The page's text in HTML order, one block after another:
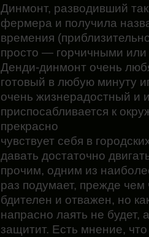
Динмонт, разводивший
фермера и получила
времения
просто — горчичными
Денди-динмонт очень
готовый в любую минуту
очень жизнерадостный и
приспосабливается к
прекрасно
чувствует себя в
давать достаточно
прочим, одним из
раз подумает, прежде
бдителен и отважен, но
напрасно лаять не будет,
защитит. Есть мнение,